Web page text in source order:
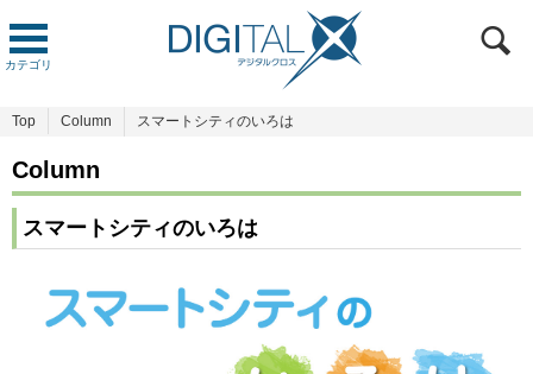
カテゴリ
Top Column スマートシティのいろは
Column
スマートシティのいろは